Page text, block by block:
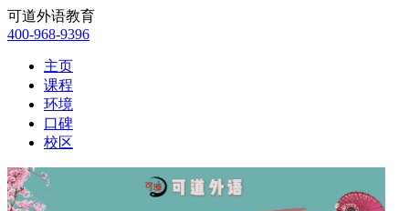
可道外语教育
400-968-9396
主页
课程
环境
口碑
校区